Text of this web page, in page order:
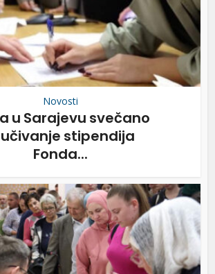
Novosti
u Sarajevu svečano
stipendija
Fonda...